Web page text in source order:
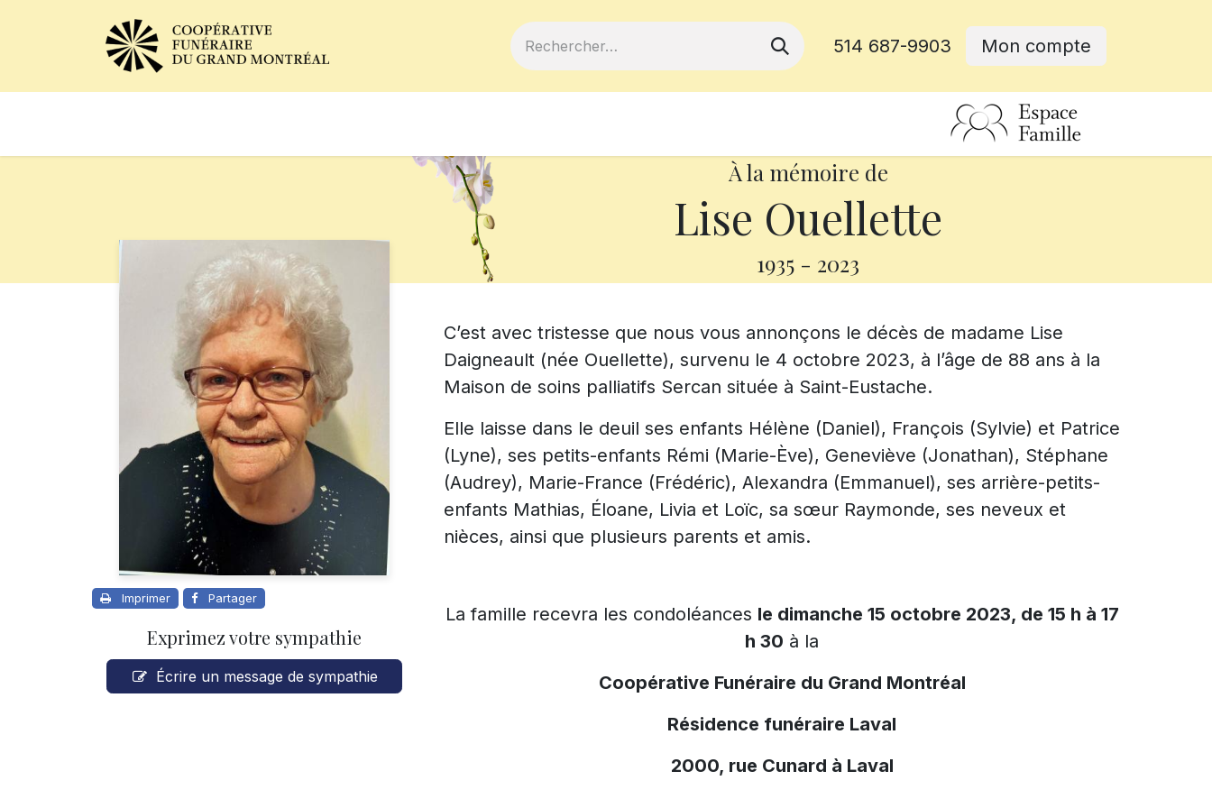
514 687-9903 Mon compte
À la mémoire de
Lise Ouellette
1935 - 2023
Imprimer Partager
Exprimez votre sympathie
Écrire un message de sympathie
C’est avec tristesse que nous vous annonçons le décès de madame Lise
Daigneault (née Ouellette), survenu le 4 octobre 2023, à l’âge de 88 ans à la
Maison de soins palliatifs Sercan située à Saint-Eustache.
Elle laisse dans le deuil ses enfants Hélène (Daniel), François (Sylvie) et Patrice
(Lyne), ses petits-enfants Rémi (Marie-Ève), Geneviève (Jonathan), Stéphane
(Audrey), Marie-France (Frédéric), Alexandra (Emmanuel), ses arrière-petits-
enfants Mathias, Éloane, Livia et Loïc, sa sœur Raymonde, ses neveux et
nièces, ainsi que plusieurs parents et amis.
La famille recevra les condoléances le dimanche 15 octobre 2023, de 15 h à 17
h 30 à la
Coopérative Funéraire du Grand Montréal
Résidence funéraire Laval
2000, rue Cunard à Laval